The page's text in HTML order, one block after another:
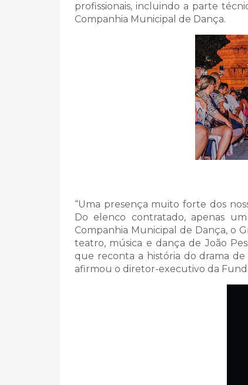
profissionais, incluindo a parte
Companhia Municipal de Dança.
“Uma presença muito forte dos
Do elenco contratado, apenas
Companhia Municipal de Dança, o
teatro, música e dança de João
que reconta a história do drama de
afirmou o diretor-executivo da